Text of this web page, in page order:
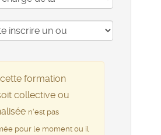
formation
collective ou
n'est pas
pour le moment ou il